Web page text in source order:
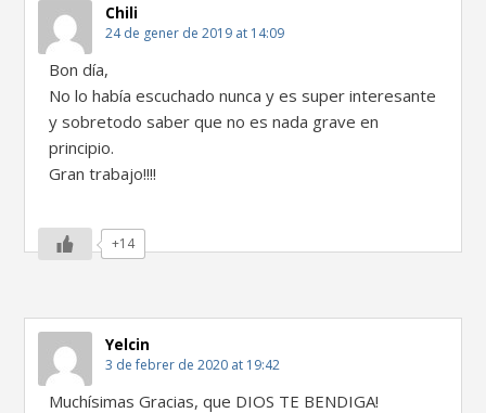
Chili
24 de gener de 2019 at 14:09
Bon día,
No lo había escuchado nunca y es super interesante
y sobretodo saber que no es nada grave en
principio.
Gran trabajo!!!!
+14
Yelcin
3 de febrer de 2020 at 19:42
Muchísimas Gracias, que DIOS TE BENDIGA!